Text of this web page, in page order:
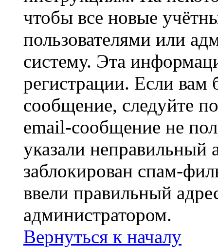
чтобы все новые
пользователями или
систему. Эта
регистрации. Если
сообщение, следуйте
email-сообщение не
указали неправильный
заблокирован спам-
ввели правильный
администратором.
Вернуться к началу